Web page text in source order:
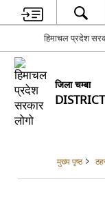
हिमाचल प्रदेश
जिला चम्बा
मुख्य पृष्ठ